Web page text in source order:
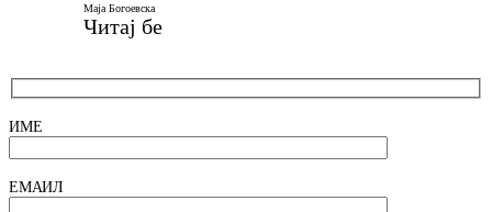
Маја Богоевска
Читај бе
ИМЕ
ЕМАИЛ